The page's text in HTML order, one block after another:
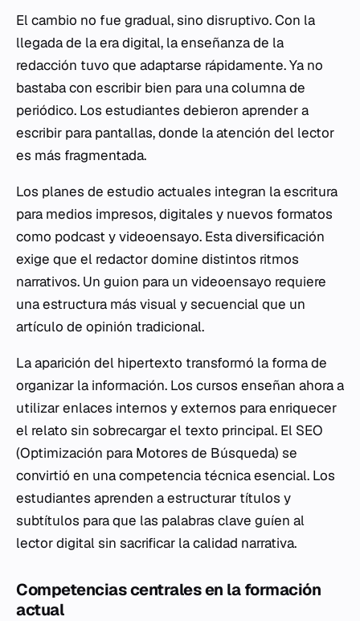
El cambio no fue gradual, sino disruptivo. Con la
llegada de la era digital, la enseñanza de la
redacción tuvo que adaptarse rápidamente. Ya no
bastaba con escribir bien para una columna de
periódico. Los estudiantes debieron aprender a
escribir para pantallas, donde la atención del lector
es más fragmentada.
Los planes de estudio actuales integran la escritura
para medios impresos, digitales y nuevos formatos
como podcast y videoensayo. Esta diversificación
exige que el redactor domine distintos ritmos
narrativos. Un guion para un videoensayo requiere
una estructura más visual y secuencial que un
artículo de opinión tradicional.
La aparición del hipertexto transformó la forma de
organizar la información. Los cursos enseñan ahora a
utilizar enlaces internos y externos para enriquecer
el relato sin sobrecargar el texto principal. El SEO
(Optimización para Motores de Búsqueda) se
convirtió en una competencia técnica esencial. Los
estudiantes aprenden a estructurar títulos y
subtítulos para que las palabras clave guíen al
lector digital sin sacrificar la calidad narrativa.
Competencias centrales en la formación
actual